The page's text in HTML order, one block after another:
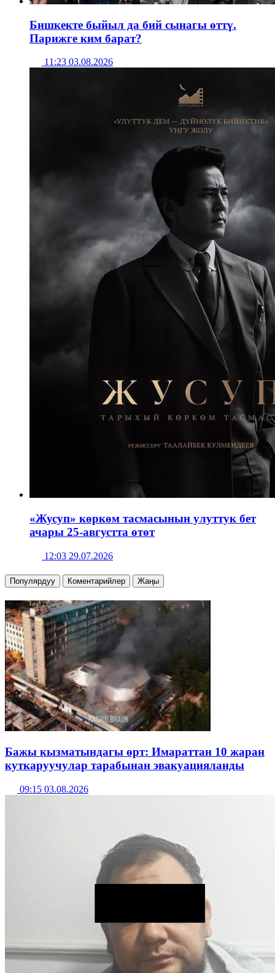
Бишкекте быйыл да бий сынагы өттү.
Парижге ким барат?
11:23 03.08.2026
«Жусуп» көркөм тасмасынын улуттук бет
ачары 25-августта өтөт
12:03 29.07.2026
Популярдуу Коментарийлер Жаңы
Бажы кызматындагы өрт: Имараттан 10 жаран
куткаруучулар тарабынан эвакуацияланды
09:15 03.08.2026